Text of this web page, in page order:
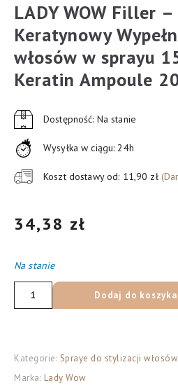
LADY WOW Filler –
Keratynowy
włosów w sprayu
Keratin Ampoule
Dostępność: Na stanie
Wysyłka w ciągu: 24h
Koszt dostawy od: 11,90 zł
34,38 zł
Na stanie
ilość
LADY
-
Spray
Dodaj do koszyka
Kategorie: Spraye do stylizacji włosów
Marka: Lady Wow